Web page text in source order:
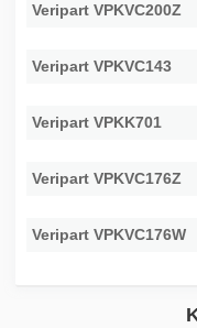
Veripart VPKVC200Z
Veripart VPKVC143
Veripart VPKK701
Veripart VPKVC176Z
Veripart VPKVC176W